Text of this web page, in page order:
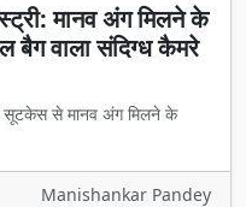
मानव अंग मिलने के
बैग वाला संदिग्ध कैमरे
सूटकेस से मानव अंग मिलने के
Manishankar Pandey